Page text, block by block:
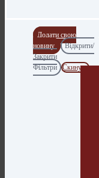
Додати свою
новину
Відкрити/
Закрити
Фільтри
Скинути